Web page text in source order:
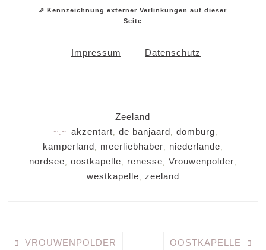
⇗ Kennzeichnung externer Verlinkungen auf dieser
Seite
Impressum Datenschutz
Zeeland
akzentart ,de banjaard ,domburg
kamperland meerliebhaber niederlande
nordsee oostkapelle renesse Vrouwenpolder
westkapelle zeeland
VROUWENPOLDER OOSTKAPELLE